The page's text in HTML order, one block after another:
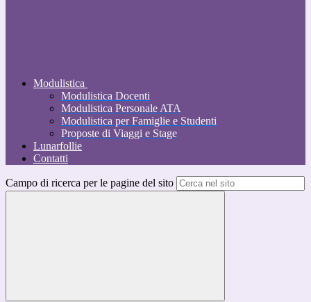
Modulistica
Modulistica Docenti
Modulistica Personale ATA
Modulistica per Famiglie e Studenti
Proposte di Viaggi e Stage
Lunarfollie
Contatti
Campo di ricerca per le pagine del sito